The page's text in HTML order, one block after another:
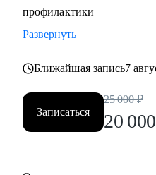
профилактики
Развернуть
Ближайшая запись7
Записаться
25 000 ₽
20 000